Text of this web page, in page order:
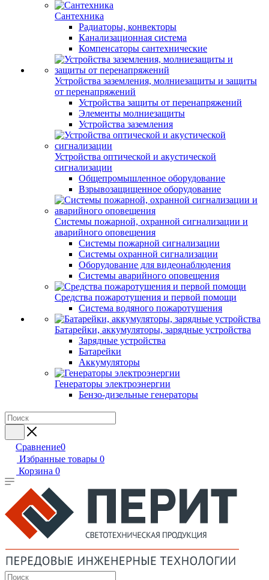
Сантехника
Радиаторы, конвекторы
Канализационная система
Компенсаторы сантехнические
Устройства заземления, молниезащиты и защиты
от перенапряжений
Устройства защиты от перенапряжений
Элементы молниезащиты
Устройства заземления
Устройства оптической и акустической
сигнализации
Общепромышленное оборудование
Взрывозащищенное оборудование
Системы пожарной, охранной сигнализации и
аварийного оповещения
Системы пожарной сигнализации
Системы охранной сигнализации
Оборудование для видеонаблюдения
Системы аварийного оповещения
Средства пожаротушения и первой помощи
Система водяного пожаротушения
Батарейки, аккумуляторы, зарядные устройства
Зарядные устройства
Батарейки
Аккумуляторы
Генераторы электроэнергии
Бензо-дизельные генераторы
Сравнение0
Избранные товары 0
Корзина 0